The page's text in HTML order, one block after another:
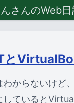
さんのWeb
と
わからないけど
していると